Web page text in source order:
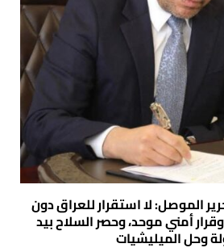
الموصل: لا استقرار للعراق دون
أمني موحد، وحصر السلاح بيد
وحل الميليشيات